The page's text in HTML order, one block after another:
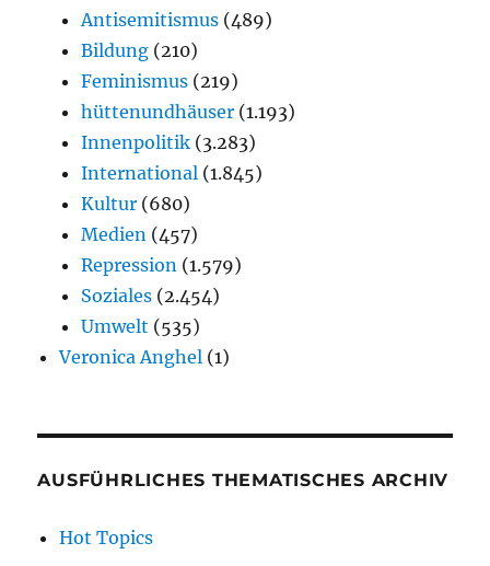
Antisemitismus (489)
Bildung (210)
Feminismus (219)
hüttenundhäuser (1.193)
Innenpolitik (3.283)
International (1.845)
Kultur (680)
Medien (457)
Repression (1.579)
Soziales (2.454)
Umwelt (535)
Veronica Anghel (1)
AUSFÜHRLICHES THEMATISCHES ARCHIV
Hot Topics